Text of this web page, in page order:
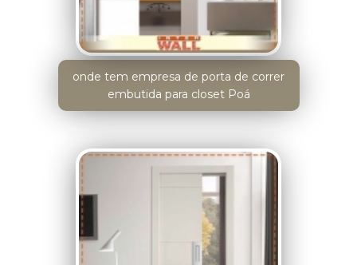
onde tem empresa de porta de correr
embutida para closet Poá